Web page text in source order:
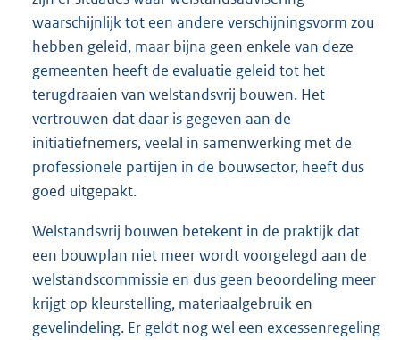
waarschijnlijk tot een andere verschijningsvorm zou
hebben geleid, maar bijna geen enkele van deze
gemeenten heeft de evaluatie geleid tot het
terugdraaien van welstandsvrij bouwen. Het
vertrouwen dat daar is gegeven aan de
initiatiefnemers, veelal in samenwerking met de
professionele partijen in de bouwsector, heeft dus
goed uitgepakt.
Welstandsvrij bouwen betekent in de praktijk dat
een bouwplan niet meer wordt voorgelegd aan de
welstandscommissie en dus geen beoordeling meer
krijgt op kleurstelling, materiaalgebruik en
gevelindeling. Er geldt nog wel een excessenregeling